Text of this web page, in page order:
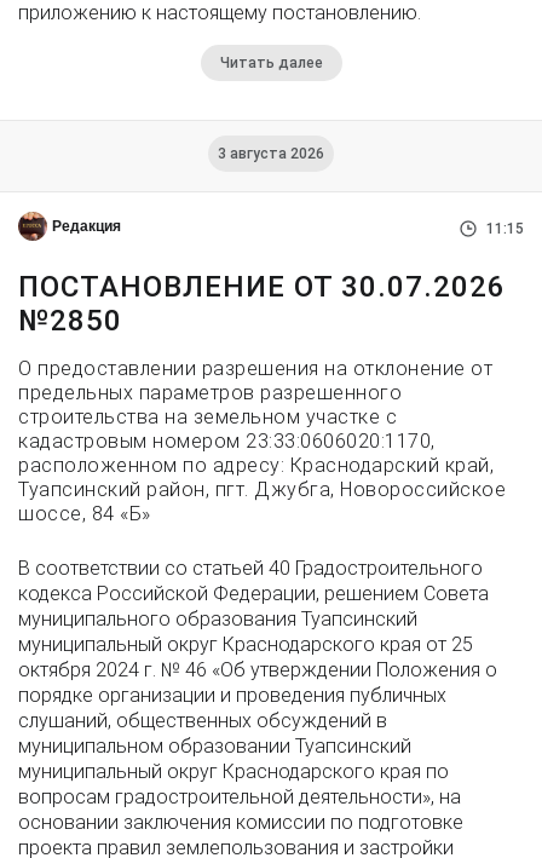
приложению к настоящему постановлению.
Читать далее
3 августа 2026
Редакция 11:15
ПОСТАНОВЛЕНИЕ ОТ 30.07.2026
№2850
О предоставлении разрешения на отклонение от
предельных параметров разрешенного
строительства на земельном участке с
кадастровым номером 23:33:0606020:1170,
расположенном по адресу: Краснодарский край,
Туапсинский район, пгт. Джубга, Новороссийское
шоссе, 84 «Б»
В соответствии со статьей 40 Градостроительного
кодекса Российской Федерации, решением Совета
муниципального образования Туапсинский
муниципальный округ Краснодарского края от 25
октября 2024 г. № 46 «Об утверждении Положения о
порядке организации и проведения публичных
слушаний, общественных обсуждений в
муниципальном образовании Туапсинский
муниципальный округ Краснодарского края по
вопросам градостроительной деятельности», на
основании заключения комиссии по подготовке
проекта правил землепользования и застройки